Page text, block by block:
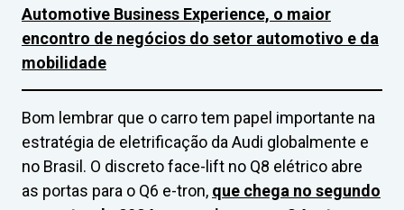
Automotive Business Experience, o maior
encontro de negócios do setor automotivo e da
mobilidade
Bom lembrar que o carro tem papel importante na
estratégia de eletrificação da Audi globalmente e
no Brasil. O discreto face-lift no Q8 elétrico abre
as portas para o Q6 e-tron, que chega no segundo